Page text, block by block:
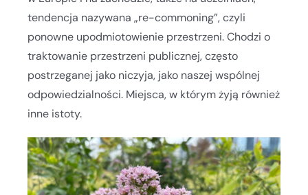
tendencja nazywana „re-commoning”, czyli
ponowne upodmiotowienie przestrzeni. Chodzi o
traktowanie przestrzeni publicznej, często
postrzeganej jako niczyja, jako naszej wspólnej
odpowiedzialności. Miejsca, w którym żyją również
inne istoty.